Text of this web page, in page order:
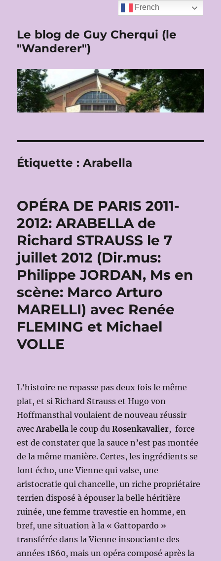
Le blog de Guy Cherqui (le
"Wanderer")
Étiquette :Arabella
OPÉRA DE PARIS 2011-
2012: ARABELLA de
Richard STRAUSS le 7
juillet 2012 (Dir.mus:
Philippe JORDAN, Ms en
scène: Marco Arturo
MARELLI) avec Renée
FLEMING et Michael
VOLLE
L’histoire ne repasse pas deux fois le même
plat, et si Richard Strauss et Hugo von
Hoffmansthal voulaient de nouveau réussir
avecArabella le coup duRosenkavalier, force
est de constater que la sauce n’est pas montée
de la même manière. Certes, les ingrédients se
font écho, une Vienne qui valse, une
aristocratie qui chancelle, un riche propriétaire
terrien disposé à épouser la belle héritière
ruinée, une femme travestie en homme, en
bref, une situation à la « Gattopardo »
transférée dans la Vienne insouciante des
années 1860, mais un opéra composé après la
French